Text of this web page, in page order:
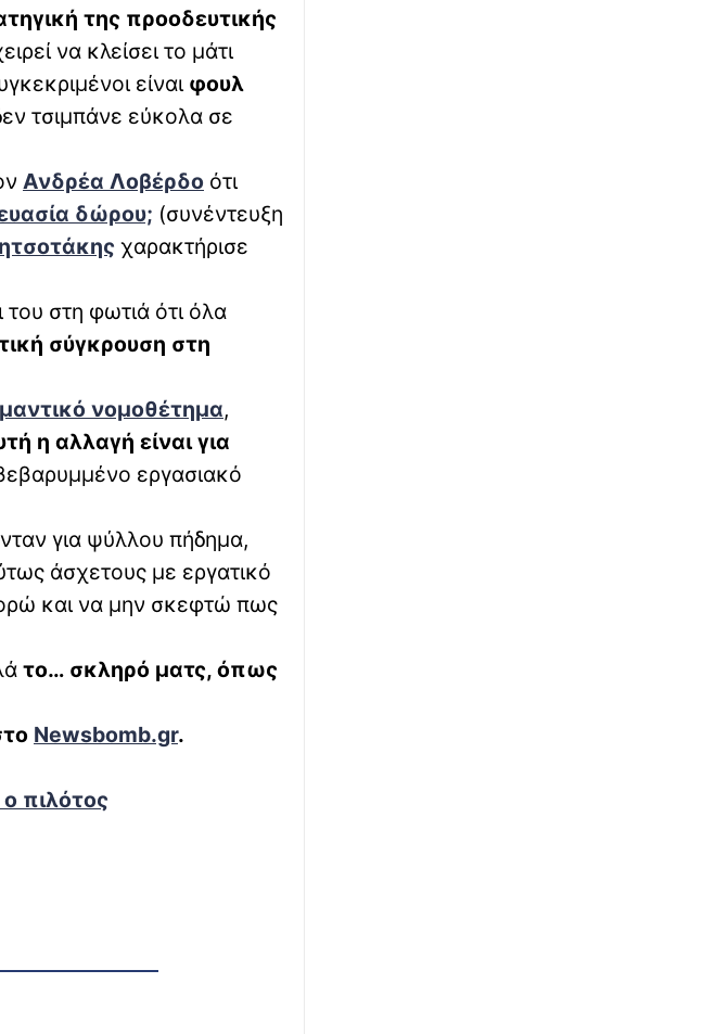
της προοδευτικής
να κλείσει το μάτι
είναι φουλ
τσιμπάνε εύκολα σε
Ανδρέα Λοβέρδο ότι
δώρου; (συνέντευξη
χαρακτήρισε
του στη φωτιά ότι όλα
σύγκρουση στη
νομοθέτημα,
η αλλαγή είναι για
εργασιακό
για ψύλλου πήδημα,
άσχετους με εργατικό
και να μην σκεφτώ πως
το… σκληρό ματς, όπως
Newsbomb.gr.
πιλότος